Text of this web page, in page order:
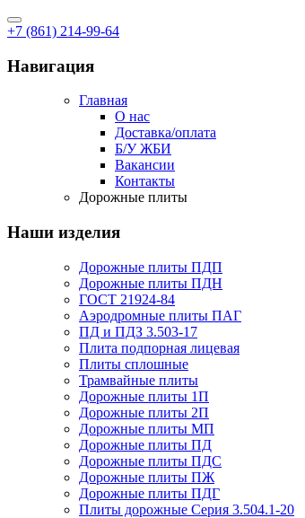
+7 (861) 214-99-64
Навигация
Главная
О нас
Доставка/оплата
Б/У ЖБИ
Вакансии
Контакты
Дорожные плиты
Наши изделия
Дорожные плиты ПДП
Дорожные плиты ПДН
ГОСТ 21924-84
Аэродромные плиты ПАГ
ПД и ПДЗ 3.503-17
Плита подпорная лицевая
Плиты сплошные
Трамвайные плиты
Дорожные плиты 1П
Дорожные плиты 2П
Дорожные плиты МП
Дорожные плиты ПД
Дорожные плиты ПДС
Дорожные плиты ПЖ
Дорожные плиты ПДГ
Плиты дорожные Серия 3.504.1-20